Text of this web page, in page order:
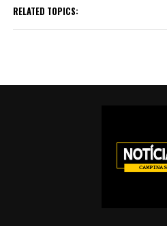
RELATED TOPICS: